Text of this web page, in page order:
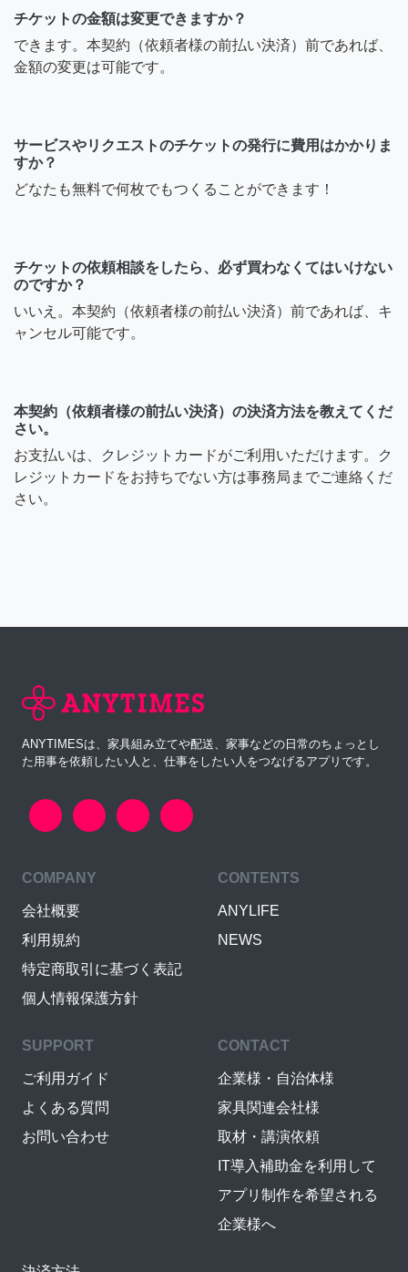
チケットの金額は変更できますか？
できます。本契約（依頼者様の前払い決済）前であれば、
金額の変更は可能です。
サービスやリクエストのチケットの発行に費用はかかりま
すか？
どなたも無料で何枚でもつくることができます！
チケットの依頼相談をしたら、必ず買わなくてはいけない
のですか？
いいえ。本契約（依頼者様の前払い決済）前であれば、キ
ャンセル可能です。
本契約（依頼者様の前払い決済）の決済方法を教えてくだ
さい。
お支払いは、クレジットカードがご利用いただけます。ク
レジットカードをお持ちでない方は事務局までご連絡くだ
さい。
ANYTIMESは、家具組み立てや配送、家事などの日常のちょっとし
た用事を依頼したい人と、仕事をしたい人をつなげるアプリです。
COMPANY
会社概要
利用規約
特定商取引に基づく表記
個人情報保護方針
CONTENTS
ANYLIFE
NEWS
SUPPORT
ご利用ガイド
よくある質問
お問い合わせ
CONTACT
企業様・自治体様
家具関連会社様
取材・講演依頼
IT導入補助金を利用して
アプリ制作を希望される
企業様へ